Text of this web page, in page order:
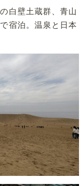
白壁土蔵群、青山
宿泊。温泉と日本